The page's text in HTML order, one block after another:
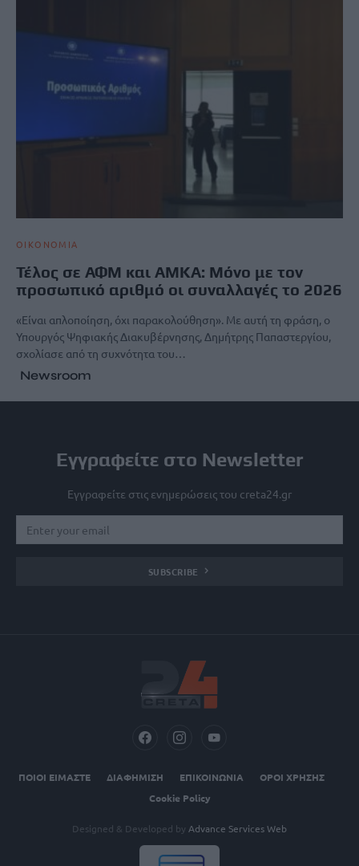
ΟΙΚΟΝΟΜΙΑ
Τέλος σε ΑΦΜ και ΑΜΚΑ: Μόνο με τον
προσωπικό αριθμό οι συναλλαγές το 2026
«Είναι απλοποίηση, όχι παρακολούθηση». Με αυτή τη φράση, ο
Υπουργός Ψηφιακής Διακυβέρνησης, Δημήτρης Παπαστεργίου,
σχολίασε από τη συχνότητα του…
Newsroom
Εγγραφείτε στο Newsletter
Εγγραφείτε στις ενημερώσεις του creta24.gr
SUBSCRIBE
ΠΟΙΟΙ ΕΙΜΑΣΤΕ ΔΙΑΦΗΜΙΣΗ ΕΠΙΚΟΙΝΩΝΙΑ
ΟΡΟΙ ΧΡΗΣΗΣ
Cookie Policy
Designed & Developed by Advance Services Web